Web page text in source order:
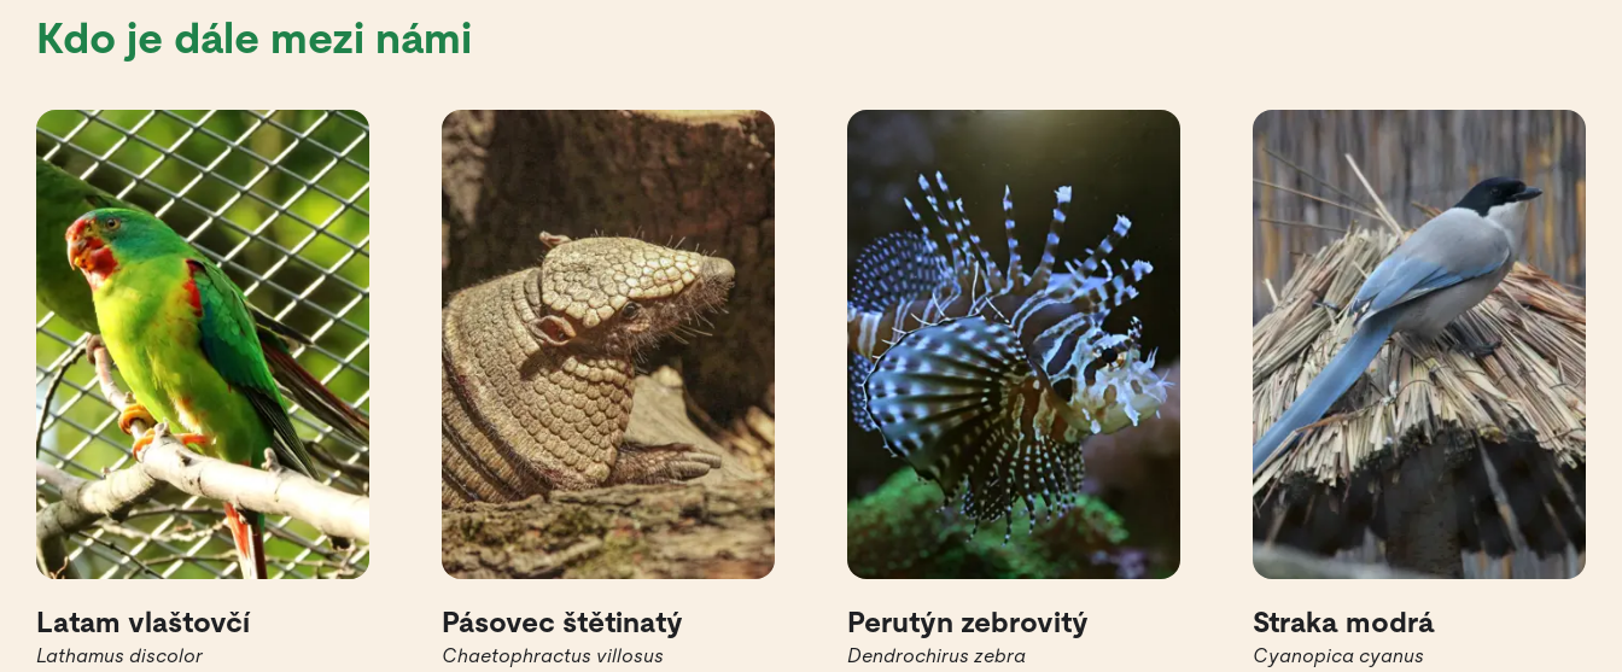
Kdo je dále mezi námi
Latam vlaštovčí
Lathamus discolor
Pásovec štětinatý
Chaetophractus villosus
Perutýn zebrovitý
Dendrochirus zebra
Straka modrá
Cyanopica cyanus